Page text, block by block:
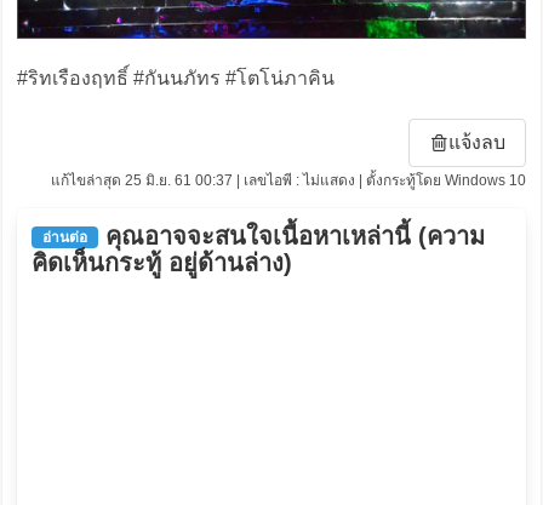
#ริทเรืองฤทธิ์ #กันนภัทร #โตโน่ภาคิน
แจ้งลบ
แก้ไขล่าสุด 25 มิ.ย. 61 00:37 | เลขไอพี : ไม่แสดง | ตั้งกระทู้โดย Windows 10
อ่านต่อ
คุณอาจจะสนใจเนื้อหาเหล่านี้ (ความ
คิดเห็นกระทู้ อยู่ด้านล่าง)